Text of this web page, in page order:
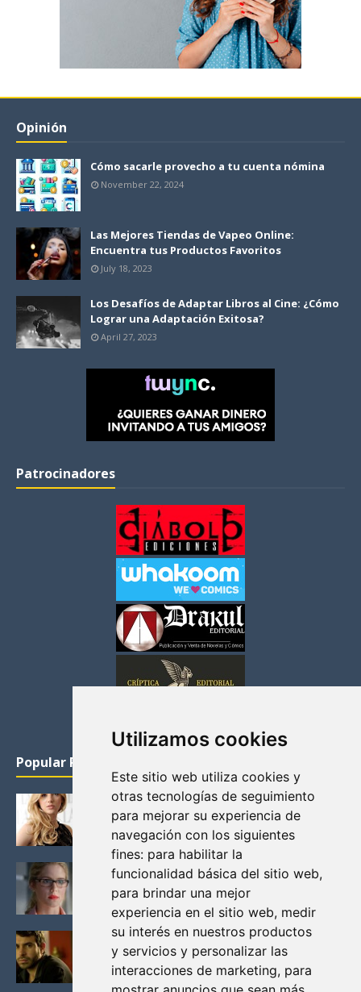
Utilizamos cookies
Este sitio web utiliza cookies y
otras tecnologías de seguimiento
para mejorar su experiencia de
navegación con los siguientes
fines: para habilitar la
funcionalidad básica del sitio web,
para brindar una mejor
experiencia en el sitio web, medir
su interés en nuestros productos
y servicios y personalizar las
interacciones de marketing, para
Opinión
Cómo sacarle provecho a tu cuenta nómina
November 22, 2024
Las Mejores Tiendas de Vapeo Online:
Encuentra tus Productos Favoritos
July 18, 2023
Los Desafíos de Adaptar Libros al Cine: ¿Cómo
Lograr una Adaptación Exitosa?
April 27, 2023
Patrocinadores
Popular Posts
KATHERYN WINNICK: LA ACTRIZ MAS GUAPA DE
VIKINGOS
Junio 14, 2013
FELICITY (EMILY BETT RICKARDS), LAS FOTOS
MAS BONITAS DE LA ALIADA DE ARROW
Noviembre 30, 2013
BLACK MIRROR: TODA TU HISTORIA. EPISODIO 3.
LA CRITICA
Mayo 17, 2012